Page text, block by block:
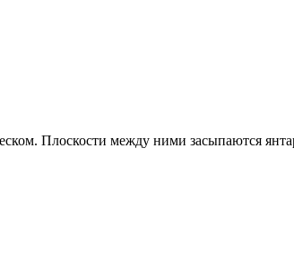
Плоскости между ними засыпаются